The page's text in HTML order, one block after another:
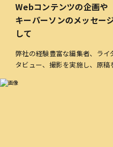
Webコンテンツの企画や
キーパーソンのメッセー
して
弊社の経験豊富な編集者、ラ
タビュー、撮影を実施し、原稿